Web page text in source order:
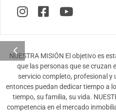
NUESTRA MISIÓN El objetivo es
que las personas que se cruzan
servicio completo, profesional y
entonces puedan dedicar tiempo a
tiempo, su familia, su vida.
competencia en el mercado